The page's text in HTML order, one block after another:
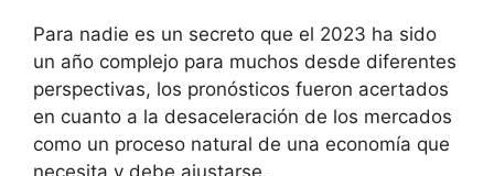
Para nadie es un secreto que el 2023 ha sido
un año complejo para muchos desde diferentes
perspectivas, los pronósticos fueron acertados
en cuanto a la desaceleración de los mercados
como un proceso natural de una economía que
necesita y debe ajustarse,